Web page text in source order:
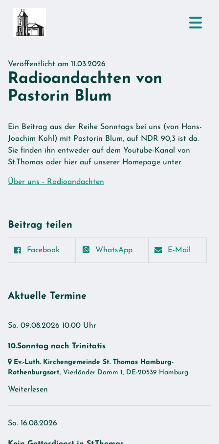
Veröffentlicht am 11.03.2026
Radioandachten von
Pastorin Blum
Ein Beitrag aus der Reihe Sonntags bei uns (von Hans-
Joachim Kohl) mit Pastorin Blum, auf NDR 90,3 ist da.
Sie finden ihn entweder auf dem Youtube-Kanal von
St.Thomas oder hier auf unserer Homepage unter
Über uns - Radioandachten
Beitrag teilen
Facebook WhatsApp E-Mail
Aktuelle Termine
So. 09.08.2026 10:00 Uhr
10.Sonntag nach Trinitatis
Ev.-Luth. Kirchengemeinde St. Thomas Hamburg-
Rothenburgsort, Vierländer Damm 1, DE-20539 Hamburg
Weiterlesen
So. 16.08.2026